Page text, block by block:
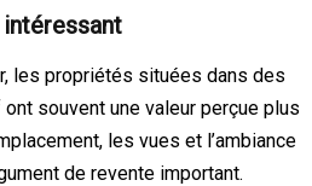
les propriétés situées dans des
souvent une valeur perçue plus
les vues et l’ambiance
de revente important.